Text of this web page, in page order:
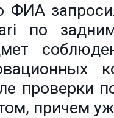
ФИА
по
проверки
причем